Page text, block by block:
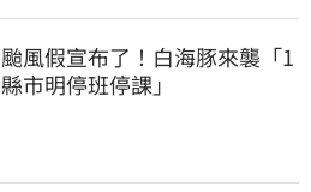
颱風假宣布了！白海豚來襲「1
縣市明停班停課」